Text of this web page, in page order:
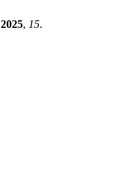
2025, 15.